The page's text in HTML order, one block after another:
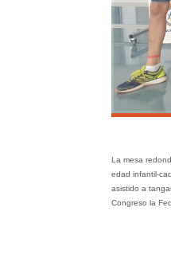
La mesa
edad infantil-
asistido a
Congreso la